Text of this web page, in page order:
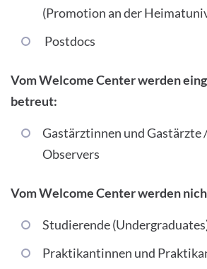
(Promotion an der
Postdocs
Vom Welcome Center werden
betreut:
Gastärztinnen und Gastärzte
Observers
Vom Welcome Center werden
Studierende
Praktikantinnen und